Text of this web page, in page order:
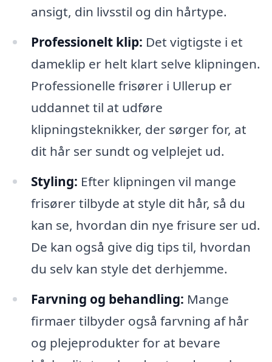
ansigt, din livsstil og din hårtype.
Professionelt klip: Det vigtigste i et
dameklip er helt klart selve klipningen.
Professionelle frisører i Ullerup er
uddannet til at udføre
klipningsteknikker, der sørger for, at
dit hår ser sundt og velplejet ud.
Styling: Efter klipningen vil mange
frisører tilbyde at style dit hår, så du
kan se, hvordan din nye frisure ser ud.
De kan også give dig tips til, hvordan
du selv kan style det derhjemme.
Farvning og behandling: Mange
firmaer tilbyder også farvning af hår
og plejeprodukter for at bevare